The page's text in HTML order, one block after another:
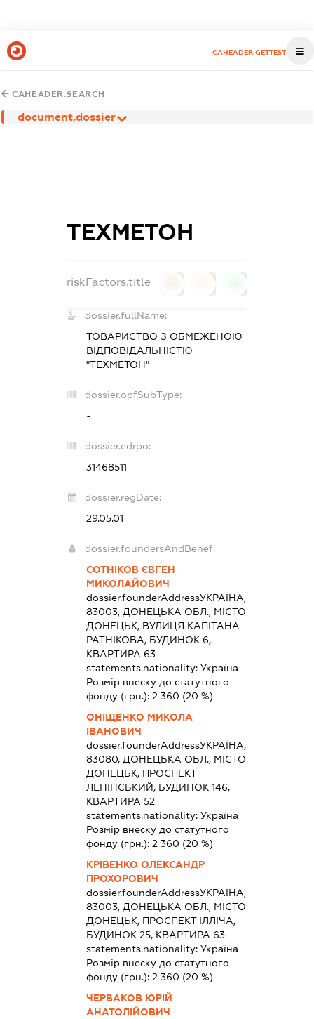
CAHEADER.GETTEST
CAHEADER.SEARCH
document.dossier
ТЕХМЕТОН
riskFactors.title
dossier.fullName:
ТОВАРИСТВО З ОБМЕЖЕНОЮ
ВІДПОВІДАЛЬНІСТЮ
"ТЕХМЕТОН"
dossier.opfSubType:
-
dossier.edrpo:
31468511
dossier.regDate:
29.05.01
dossier.foundersAndBenef:
СОТНІКОВ ЄВГЕН
МИКОЛАЙОВИЧ
dossier.founderAddressУКРАЇНА,
83003, ДОНЕЦЬКА ОБЛ., МІСТО
ДОНЕЦЬК, ВУЛИЦЯ КАПІТАНА
РАТНІКОВА, БУДИНОК 6,
КВАРТИРА 63
statements.nationality:Україна
Розмір внеску до статутного
фонду (грн.):2 360 (20 %)
ОНІЩЕНКО МИКОЛА
ІВАНОВИЧ
dossier.founderAddressУКРАЇНА,
83080, ДОНЕЦЬКА ОБЛ., МІСТО
ДОНЕЦЬК, ПРОСПЕКТ
ЛЕНІНСЬКИЙ, БУДИНОК 146,
КВАРТИРА 52
statements.nationality:Україна
Розмір внеску до статутного
фонду (грн.):2 360 (20 %)
КРІВЕНКО ОЛЕКСАНДР
ПРОХОРОВИЧ
dossier.founderAddressУКРАЇНА,
83003, ДОНЕЦЬКА ОБЛ., МІСТО
ДОНЕЦЬК, ПРОСПЕКТ ІЛЛІЧА,
БУДИНОК 25, КВАРТИРА 63
statements.nationality:Україна
Розмір внеску до статутного
фонду (грн.):2 360 (20 %)
ЧЕРВАКОВ ЮРІЙ
АНАТОЛІЙОВИЧ